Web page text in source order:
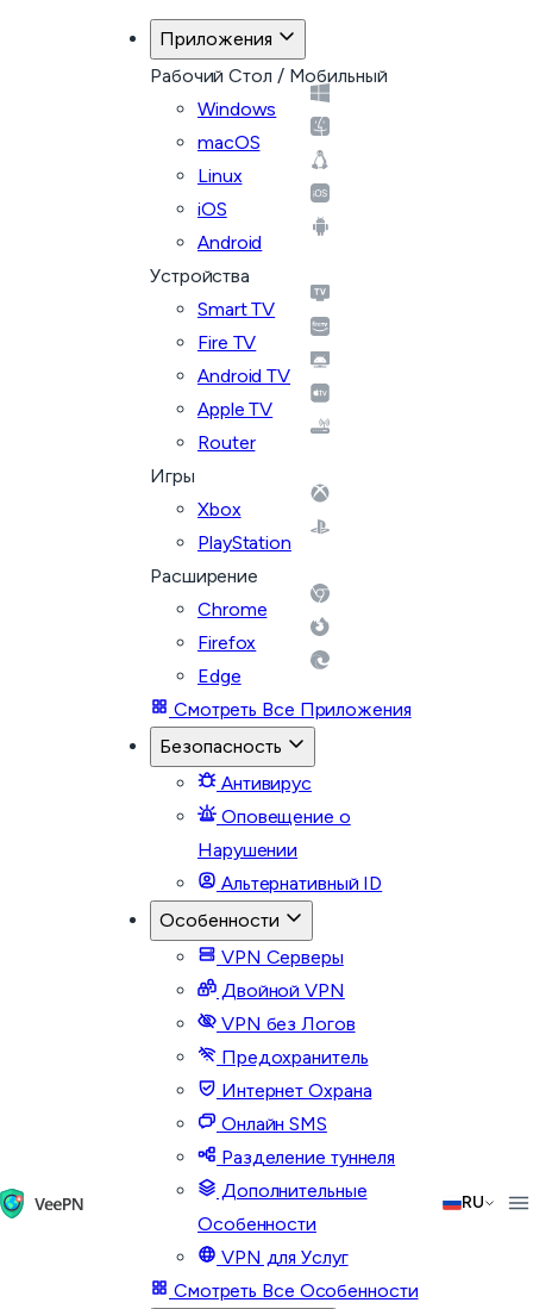
Приложения
Рабочий Стол / Мобильный
Windows
macOS
Linux
iOS
Android
Устройства
Smart TV
Fire TV
Android TV
Apple TV
Router
Игры
Xbox
PlayStation
Расширение
Chrome
Firefox
Edge
Смотреть Все Приложения
Безопасность
Антивирус
Оповещение о
Нарушении
Альтернативный ID
Особенности
VPN Серверы
Двойной VPN
VPN без Логов
Предохранитель
Интернет Охрана
Онлайн SMS
Разделение туннеля
Дополнительные
Особенности
VPN для Услуг
Смотреть Все Особенности
RU